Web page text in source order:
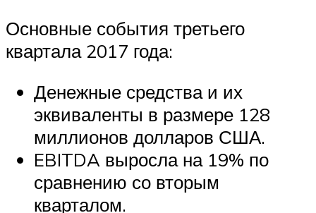
Основные события третьего
квартала 2017 года:
Денежные средства и их
эквиваленты в размере 128
миллионов долларов США.
EBITDA выросла на 19% по
сравнению со вторым
кварталом.